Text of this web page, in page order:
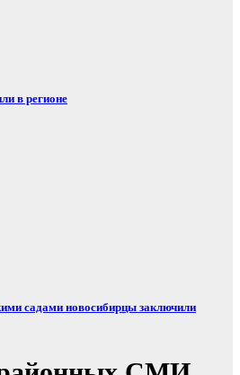
в регионе
садами новосибирцы заключили